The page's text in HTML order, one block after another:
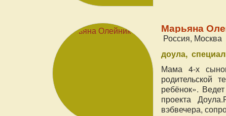
Марьяна
Россия, Москва
доула
Мама 4-х
родительской
ребёнок».
проекта
вэбвечера,